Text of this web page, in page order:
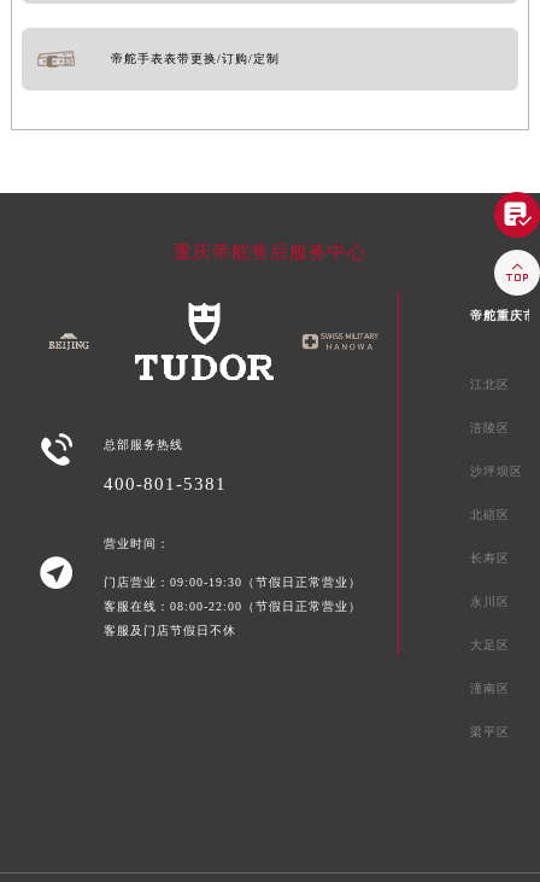
帝舵手表表带更换/订购/定制
重庆帝舵售后服务中心
 总部服务热线
400-801-5381

营业时间：
门店营业：09:00-19:30（节假日正常营业）
客服在线：08:00-22:00（节假日正常营业）
客服及门店节假日不休
帝舵重庆市
江北区
涪陵区
沙坪坝区
北碚区
长寿区
永川区
大足区
潼南区
梁平区

